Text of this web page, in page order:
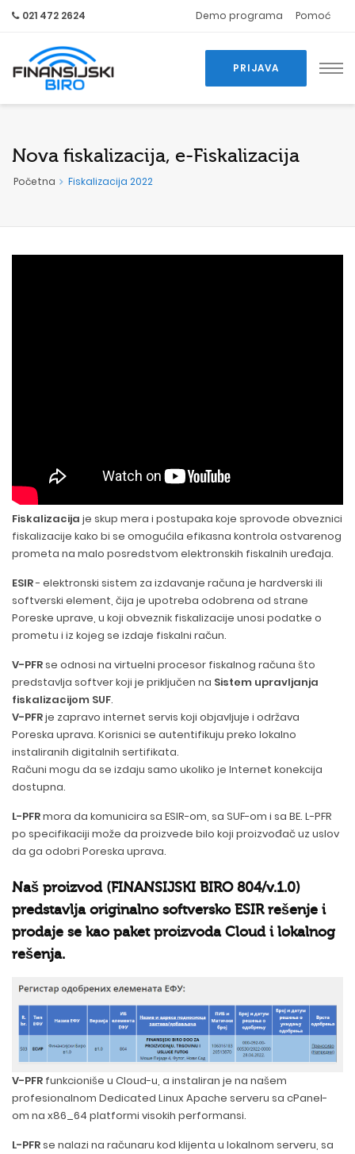
021 472 2624 Demo programa Pomoć
PRIJAVA
Nova fiskalizacija, e-Fiskalizacija
Početna Fiskalizacija 2022
Fiskalizacija je skup mera i postupaka koje sprovode obveznici
fiskalizacije kako bi se omogućila efikasna kontrola ostvarenog
prometa na malo posredstvom elektronskih fiskalnih uređaja.
ESIR- elektronski sistem za izdavanje računa je hardverski ili
softverski element, čija je upotreba odobrena od strane
Poreske uprave, u koji obveznik fiskalizacije unosi podatke o
prometu i iz kojeg se izdaje fiskalni račun.
V-PFR se odnosi na virtuelni procesor fiskalnog računa što
predstavlja softver koji je priključen na Sistem upravljanja
fiskalizacijom SUF.
V-PFRje zapravo internet servis koji objavljuje i održava
Poreska uprava. Korisnici se autentifikuju preko lokalno
instaliranih digitalnih sertifikata.
Računi mogu da se izdaju samo ukoliko je Internet konekcija
dostupna.
L-PFRmora da komunicira sa ESIR-om, sa SUF-om i sa BE. L-PFR
po specifikaciji može da proizvede bilo koji proizvođač uz uslov
da ga odobri Poreska uprava.
Naš proizvod (FINANSIJSKI BIRO 804/v.1.0)
predstavlja originalno softversko ESIR rešenje i
prodaje se kao paket proizvoda Cloud i lokalnog
rešenja.
V-PFR funkcioniše u Cloud-u, a instaliran je na našem
profesionalnom Dedicated Linux Apache serveru sa cPanel-
om na x86_64 platformi visokih performansi.
L-PFR se nalazi na računaru kod klijenta u lokalnom serveru, sa